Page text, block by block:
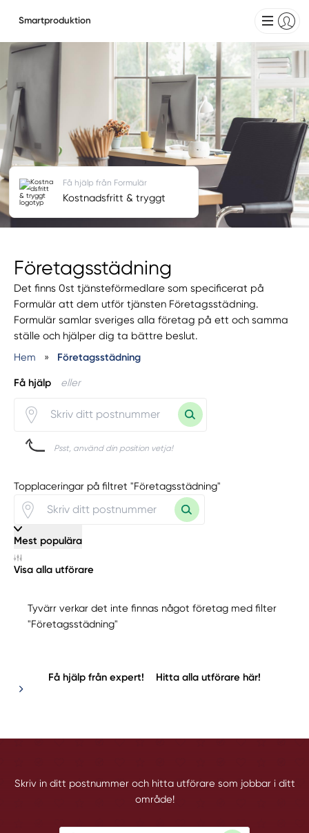
Smartproduktion
Företagsstädning
Det finns 0st tjänsteförmedlare som specificerat på
Formulär att dem utför tjänsten Företagsstädning.
Formulär samlar sveriges alla företag på ett och samma
ställe och hjälper dig ta bättre beslut.
Hem
» Företagsstädning
Få hjälp eller
Psst, använd din position vetja!
Få hjälp från Formulär
Kostnadsfritt & tryggt
Topplaceringar på filtret "Företagsstädning"
Mest populära
Visa alla utförare
Tyvärr verkar det inte finnas något företag med filter
"Företagsstädning"
Få hjälp från expert! Hitta alla utförare här!
Skriv in ditt postnummer och hitta utförare som jobbar i ditt
område!